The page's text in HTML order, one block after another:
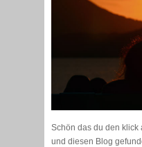
Schön das du den klick
und diesen Blog